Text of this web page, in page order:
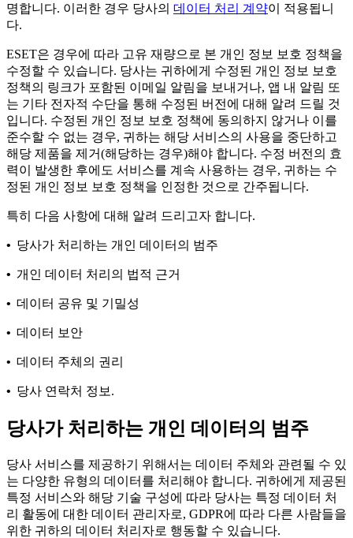
명합니다. 이러한 경우 당사의 데이터 처리 계약이 적용됩니
다.
ESET은 경우에 따라 고유 재량으로 본 개인 정보 보호 정책을
수정할 수 있습니다. 당사는 귀하에게 수정된 개인 정보 보호
정책의 링크가 포함된 이메일 알림을 보내거나, 앱 내 알림 또
는 기타 전자적 수단을 통해 수정된 버전에 대해 알려 드릴 것
입니다. 수정된 개인 정보 보호 정책에 동의하지 않거나 이를
준수할 수 없는 경우, 귀하는 해당 서비스의 사용을 중단하고
해당 제품을 제거(해당하는 경우)해야 합니다. 수정 버전의 효
력이 발생한 후에도 서비스를 계속 사용하는 경우, 귀하는 수
정된 개인 정보 보호 정책을 인정한 것으로 간주됩니다.
특히 다음 사항에 대해 알려 드리고자 합니다.
• 당사가 처리하는 개인 데이터의 범주
• 개인 데이터 처리의 법적 근거
• 데이터 공유 및 기밀성
• 데이터 보안
• 데이터 주체의 권리
• 당사 연락처 정보.
당사가 처리하는 개인 데이터의 범주
당사 서비스를 제공하기 위해서는 데이터 주체와 관련될 수 있
는 다양한 유형의 데이터를 처리해야 합니다. 귀하에게 제공된
특정 서비스와 해당 기술 구성에 따라 당사는 특정 데이터 처
리 활동에 대한 데이터 관리자로, GDPR에 따라 다른 사람들을
위한 귀하의 데이터 처리자로 행동할 수 있습니다.